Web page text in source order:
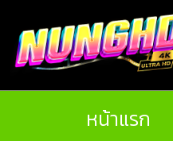
หน้าแรก